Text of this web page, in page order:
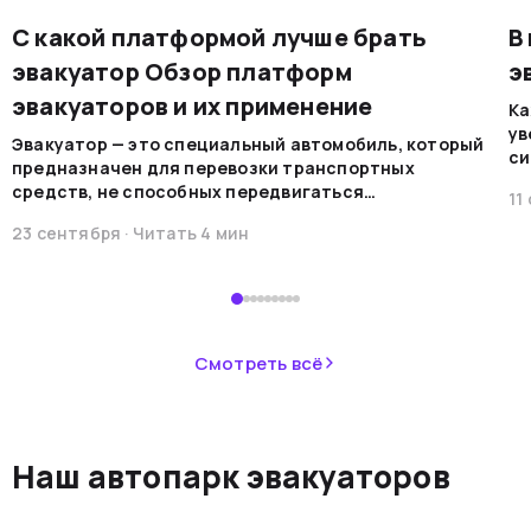
С какой платформой лучше брать
эвакуатор Обзор платформ
эвакуаторов и их применение
Эвакуатор — это специальный автомобиль, который
предназначен для перевозки транспортных
средств, не способных передвигаться
машины обеспечивают безопасную
23 сентября · Читать 4 мин
В
Смотреть всё
Наш автопарк эвакуаторов